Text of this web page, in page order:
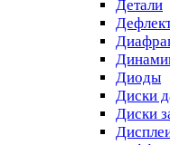
Детали
Диоды
Диски
Диски